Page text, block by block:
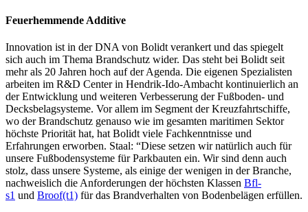
Feuerhemmende Additive
Innovation ist in der DNA von Bolidt verankert und das spiegelt
sich auch im Thema Brandschutz wider. Das steht bei Bolidt seit
mehr als 20 Jahren hoch auf der Agenda. Die eigenen Spezialisten
arbeiten im R&D Center in Hendrik-Ido-Ambacht kontinuierlich an
der Entwicklung und weiteren Verbesserung der Fußboden- und
Decksbelagsysteme. Vor allem im Segment der Kreuzfahrtschiffe,
wo der Brandschutz genauso wie im gesamten maritimen Sektor
höchste Priorität hat, hat Bolidt viele Fachkenntnisse und
Erfahrungen erworben. Staal: “Diese setzen wir natürlich auch für
unsere Fußbodensysteme für Parkbauten ein. Wir sind denn auch
stolz, dass unsere Systeme, als einige der wenigen in der Branche,
nachweislich die Anforderungen der höchsten Klassen Bfl-
s1 und Broof(t1) für das Brandverhalten von Bodenbelägen erfüllen.